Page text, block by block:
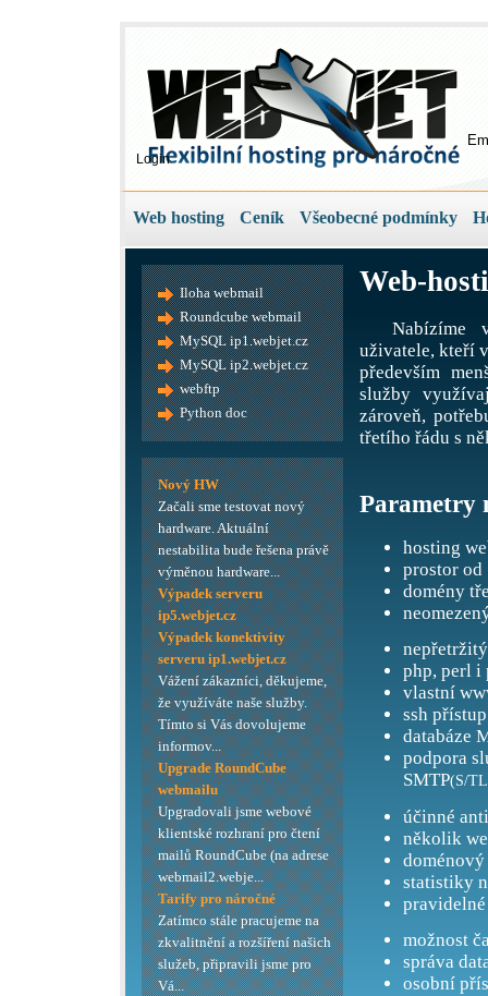
Login
Web hosting Ceník Všeobecné podmínky
Web-
Nabízíme
uživatele, kteří
především
služby
zároveň,
třetího řádu s
Parametry
hosting
prostor od
domény
php, perl i
vlastní
ssh přístup
databáze
podpora
SMTP(S/
účinné
několik
doménový
statistiky
možnost
správa
osobní
Iloha webmail
Roundcube webmail
MySQL ip1.webjet.cz
MySQL ip2.webjet.cz
webftp
Python doc
Nový HW
Začali sme testovat nový
hardware. Aktuální
nestabilita bude řešena právě
výměnou hardware...
Výpadek serveru
ip5.webjet.cz
Výpadek konektivity
serveru ip1.webjet.cz
Vážení zákazníci, děkujeme,
že využíváte naše služby.
Tímto si Vás dovolujeme
informov...
Upgrade RoundCube
webmailu
Upgradovali jsme webové
klientské rozhraní pro čtení
mailů RoundCube (na adrese
webmail2.webje...
Tarify pro náročné
Zatímco stále pracujeme na
zkvalitnění a rozšíření našich
služeb, připravili jsme pro
Vá...